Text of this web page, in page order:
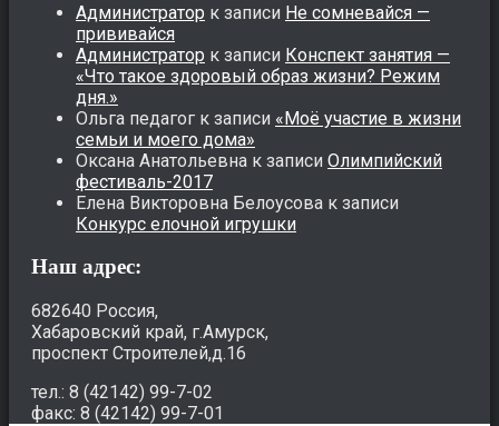
Администратор к записи Не сомневайся —
прививайся
Администратор к записи Конспект занятия —
«Что такое здоровый образ жизни? Режим
дня.»
Ольга педагог к записи «Моё участие в жизни
семьи и моего дома»
Оксана Анатольевна к записи Олимпийский
фестиваль-2017
Елена Викторовна Белоусова к записи
Конкурс елочной игрушки
Наш адрес:
682640 Россия,
Хабаровский край, г.Амурск,
проспект Строителей,д.16
тел.: 8 (42142) 99-7-02
факс: 8 (42142) 99-7-01